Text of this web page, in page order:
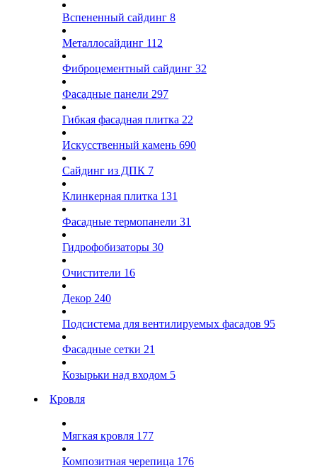
Вспененный сайдинг 8
Металлосайдинг 112
Фиброцементный сайдинг 32
Фасадные панели 297
Гибкая фасадная плитка 22
Искусственный камень 690
Сайдинг из ДПК 7
Клинкерная плитка 131
Фасадные термопанели 31
Гидрофобизаторы 30
Очистители 16
Декор 240
Подсистема для вентилируемых фасадов 95
Фасадные сетки 21
Козырьки над входом 5
Кровля
Мягкая кровля 177
Композитная черепица 176